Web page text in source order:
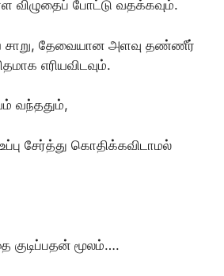
விழுதைப் போட்டு வதக்கவும்.
சாறு, தேவையான அளவு தண்ணீர்
எரியவிடவும்.
வந்ததும்,
சேர்த்து கொதிக்கவிடாமல்
குடிப்பதன் மூலம்….